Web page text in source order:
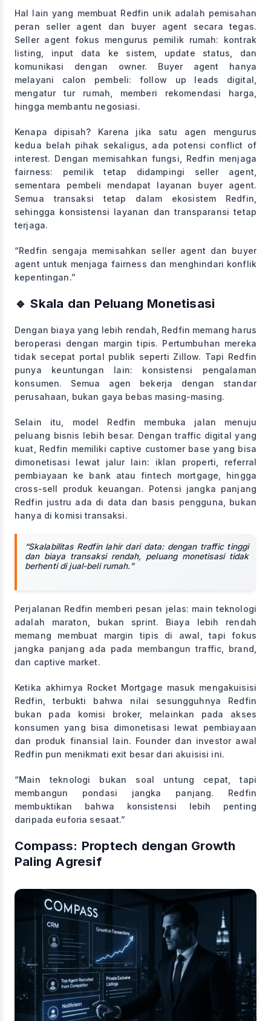
Hal lain yang membuat Redfin unik adalah pemisahan
peran seller agent dan buyer agent secara tegas.
Seller agent fokus mengurus pemilik rumah: kontrak
listing, input data ke sistem, update status, dan
komunikasi dengan owner. Buyer agent hanya
melayani calon pembeli: follow up leads digital,
mengatur tur rumah, memberi rekomendasi harga,
hingga membantu negosiasi.
Kenapa dipisah? Karena jika satu agen mengurus
kedua belah pihak sekaligus, ada potensi conflict of
interest. Dengan memisahkan fungsi, Redfin menjaga
fairness: pemilik tetap didampingi seller agent,
sementara pembeli mendapat layanan buyer agent.
Semua transaksi tetap dalam ekosistem Redfin,
sehingga konsistensi layanan dan transparansi tetap
terjaga.
“Redfin sengaja memisahkan seller agent dan buyer
agent untuk menjaga fairness dan menghindari konflik
kepentingan.”
🔹 Skala dan Peluang Monetisasi
Dengan biaya yang lebih rendah, Redfin memang harus
beroperasi dengan margin tipis. Pertumbuhan mereka
tidak secepat portal publik seperti Zillow. Tapi Redfin
punya keuntungan lain: konsistensi pengalaman
konsumen. Semua agen bekerja dengan standar
perusahaan, bukan gaya bebas masing-masing.
Selain itu, model Redfin membuka jalan menuju
peluang bisnis lebih besar. Dengan traffic digital yang
kuat, Redfin memiliki captive customer base yang bisa
dimonetisasi lewat jalur lain: iklan properti, referral
pembiayaan ke bank atau fintech mortgage, hingga
cross-sell produk keuangan. Potensi jangka panjang
Redfin justru ada di data dan basis pengguna, bukan
hanya di komisi transaksi.
“Skalabilitas Redfin lahir dari data: dengan traffic tinggi
dan biaya transaksi rendah, peluang monetisasi tidak
berhenti di jual-beli rumah.”
Perjalanan Redfin memberi pesan jelas: main teknologi
adalah maraton, bukan sprint. Biaya lebih rendah
memang membuat margin tipis di awal, tapi fokus
jangka panjang ada pada membangun traffic, brand,
dan captive market.
Ketika akhirnya Rocket Mortgage masuk mengakuisisi
Redfin, terbukti bahwa nilai sesungguhnya Redfin
bukan pada komisi broker, melainkan pada akses
konsumen yang bisa dimonetisasi lewat pembiayaan
dan produk finansial lain. Founder dan investor awal
Redfin pun menikmati exit besar dari akuisisi ini.
“Main teknologi bukan soal untung cepat, tapi
membangun pondasi jangka panjang. Redfin
membuktikan bahwa konsistensi lebih penting
daripada euforia sesaat.”
Compass: Proptech dengan Growth
Paling Agresif